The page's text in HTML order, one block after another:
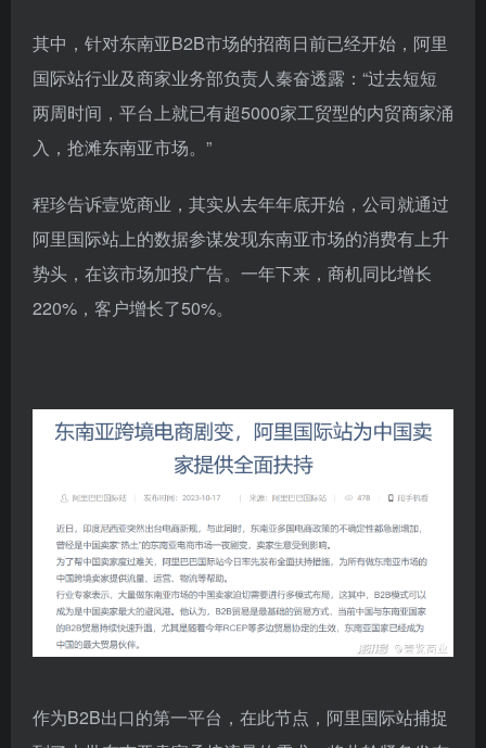
其中，针对东南亚B2B市场的招商日前已经开始，阿里
国际站行业及商家业务部负责人秦奋透露：“过去短短
两周时间，平台上就已有超5000家工贸型的内贸商家涌
入，抢滩东南亚市场。”
程珍告诉壹览商业，其实从去年年底开始，公司就通过
阿里国际站上的数据参谋发现东南亚市场的消费有上升
势头，在该市场加投广告。一年下来，商机同比增长
220%，客户增长了50%。
作为B2B出口的第一平台，在此节点，阿里国际站捕捉